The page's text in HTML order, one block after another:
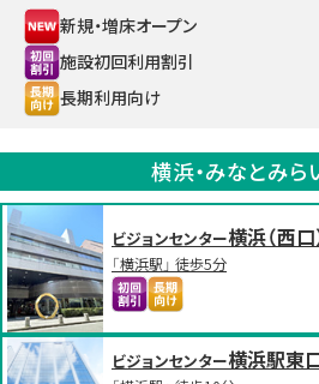
新規・増床オープン
施設初回利用割引
長期利用向け
横浜・みなとみら
ビジョンセンター横浜（西口
「横浜駅」 徒歩5分
ビジョンセンター横浜駅東